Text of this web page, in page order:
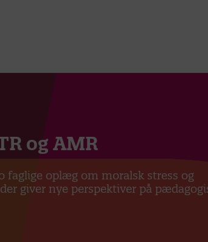
og AMR
oplæg om moralsk stress og
giver nye perspektiver på